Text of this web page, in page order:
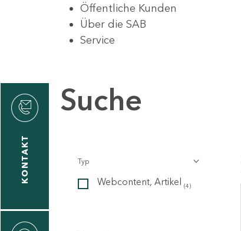
Öffentliche Kunden
Über die SAB
Service
KONTAKT
Suche
Typ
Webcontent, Artikel (4)